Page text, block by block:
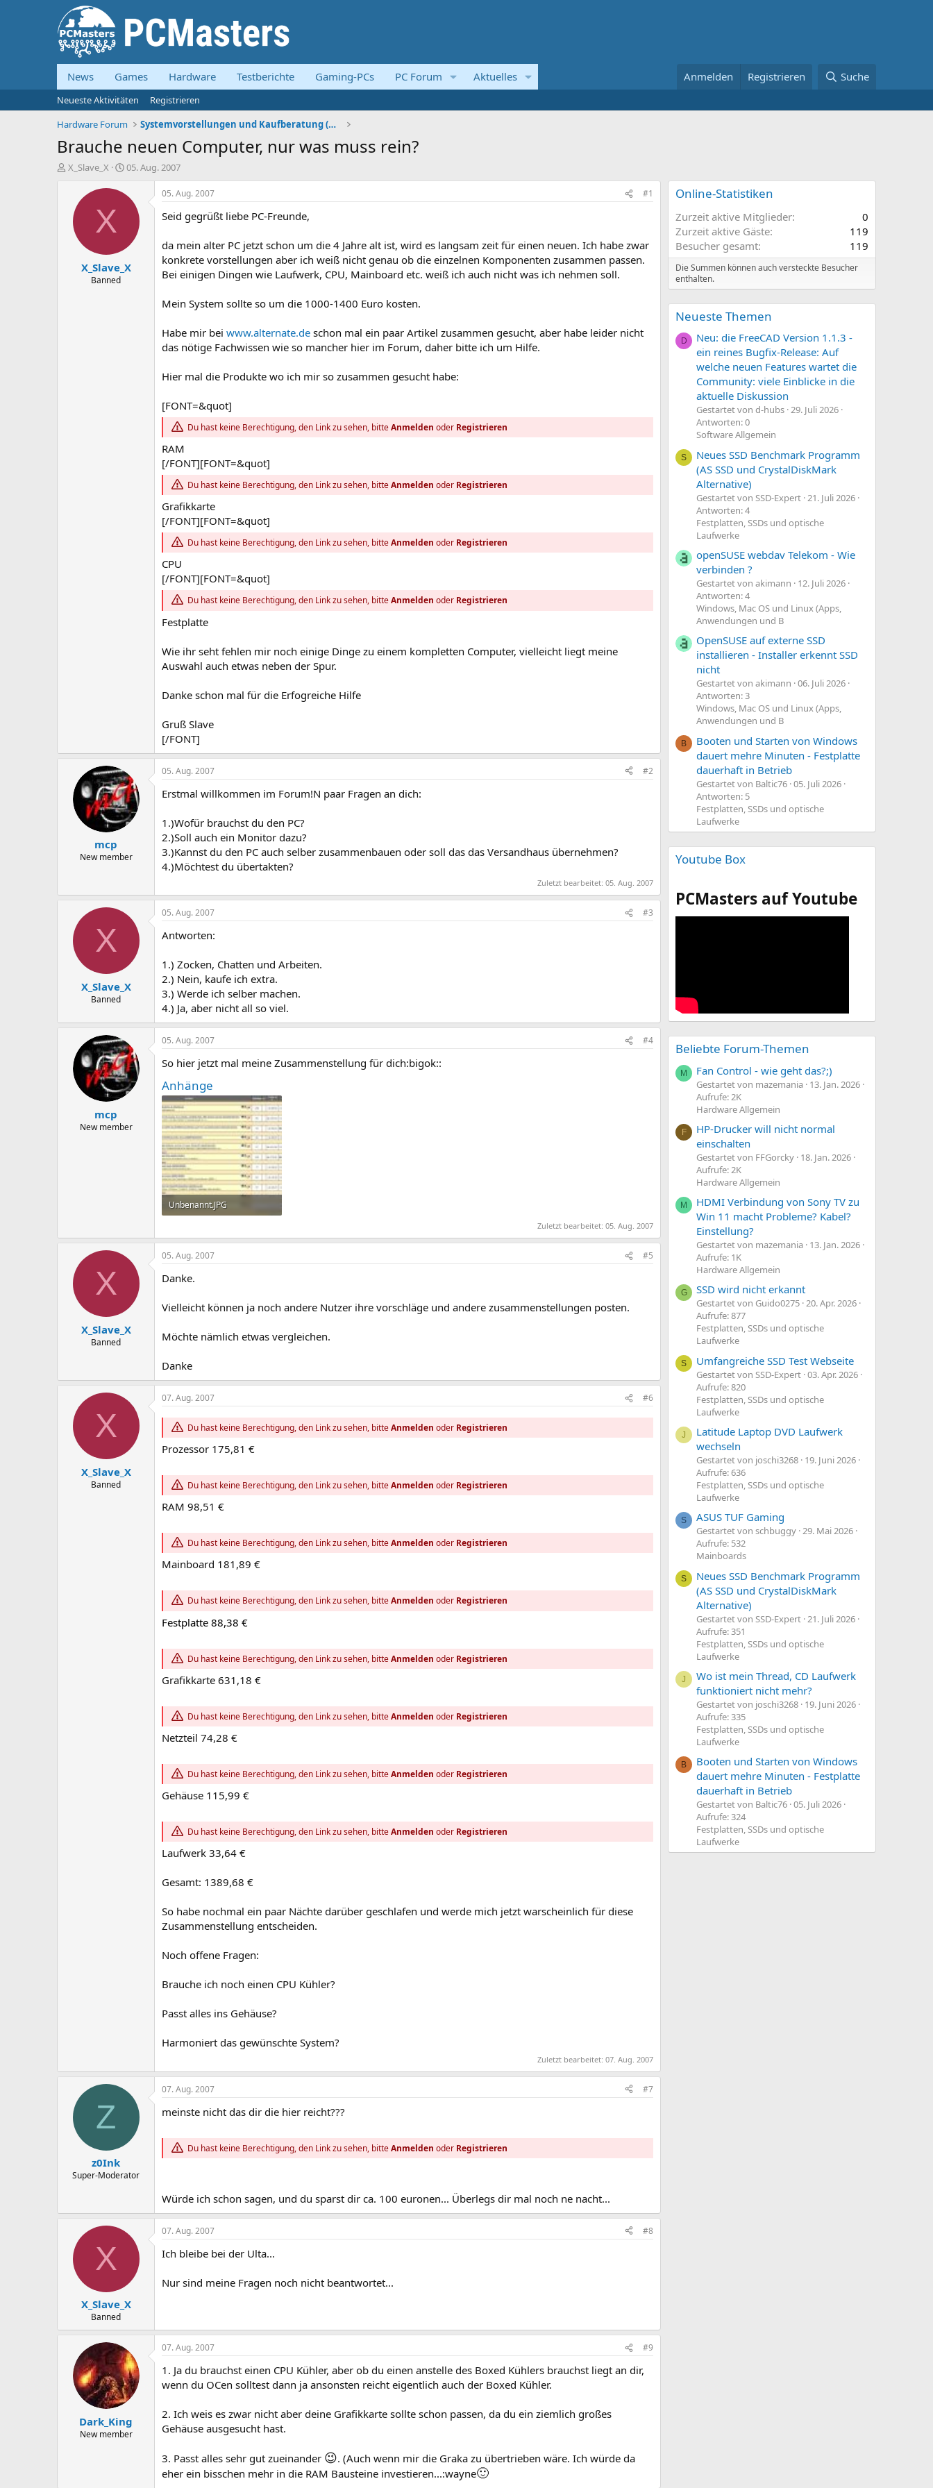
News Games Hardware Testberichte Gaming-PCs PC Forum Aktuelles Anmelden Registrieren Suche
Neueste Aktivitäten
Registrieren
Hardware Forum
Systemvorstellungen und Kaufberatung (Komplettsyst
Brauche neuen Computer, nur was muss rein?
E
X_Slave_X
E
s
a
05. Aug. 2007
X
X_Slave_X
Banned
05. Aug. 2007 #1
Seid gegrüßt liebe PC-Freunde,
da mein alter PC jetzt schon um die 4 Jahre alt ist, wird es langsam zeit für einen neuen. Ich habe zwar
konkrete vorstellungen aber ich weiß nicht genau ob die einzelnen Komponenten zusammen passen.
Bei einigen Dingen wie Laufwerk, CPU, Mainboard etc. weiß ich auch nicht was ich nehmen soll.
Mein System sollte so um die 1000-1400 Euro kosten.
Habe mir bei www.alternate.de schon mal ein paar Artikel zusammen gesucht, aber habe leider nicht
das nötige Fachwissen wie so mancher hier im Forum, daher bitte ich um Hilfe.
Hier mal die Produkte wo ich mir so zusammen gesucht habe:
[FONT=&quot]
Du hast keine Berechtigung, den Link zu sehen, bitteAnmelden oder Registrieren
RAM
[/FONT][FONT=&quot]
Du hast keine Berechtigung, den Link zu sehen, bitteAnmelden oder Registrieren
Grafikkarte
[/FONT][FONT=&quot]
Du hast keine Berechtigung, den Link zu sehen, bitteAnmelden oder Registrieren
CPU
[/FONT][FONT=&quot]
Du hast keine Berechtigung, den Link zu sehen, bitteAnmelden oder Registrieren
Festplatte
Wie ihr seht fehlen mir noch einige Dinge zu einem kompletten Computer, vielleicht liegt meine
Auswahl auch etwas neben der Spur.
Danke schon mal für die Erfogreiche Hilfe
Gruß Slave
[/FONT]
mcp
New member
05. Aug. 2007 #2
Erstmal willkommen im Forum!N paar Fragen an dich:
1.)Wofür brauchst du den PC?
2.)Soll auch ein Monitor dazu?
3.)Kannst du den PC auch selber zusammenbauen oder soll das das Versandhaus übernehmen?
4.)Möchtest du übertakten?
Zuletzt bearbeitet: 05. Aug. 2007
X
X_Slave_X
Banned
05. Aug. 2007 #3
Antworten:
1.) Zocken, Chatten und Arbeiten.
2.) Nein, kaufe ich extra.
3.) Werde ich selber machen.
4.) Ja, aber nicht all so viel.
mcp
New member
05. Aug. 2007 #4
So hier jetzt mal meine Zusammenstellung für dich:bigok::
Anhänge
Unbenannt.JPG
Zuletzt bearbeitet: 05. Aug. 2007
X
X_Slave_X
Banned
05. Aug. 2007 #5
Danke.
Vielleicht können ja noch andere Nutzer ihre vorschläge und andere zusammenstellungen posten.
Möchte nämlich etwas vergleichen.
Danke
X
X_Slave_X
Banned
07. Aug. 2007 #6
Du hast keine Berechtigung, den Link zu sehen, bitteAnmelden oder Registrieren
Prozessor 175,81 €
Du hast keine Berechtigung, den Link zu sehen, bitteAnmelden oder Registrieren
RAM 98,51 €
Du hast keine Berechtigung, den Link zu sehen, bitteAnmelden oder Registrieren
Mainboard 181,89 €
Du hast keine Berechtigung, den Link zu sehen, bitteAnmelden oder Registrieren
Festplatte 88,38 €
Du hast keine Berechtigung, den Link zu sehen, bitteAnmelden oder Registrieren
Grafikkarte 631,18 €
Du hast keine Berechtigung, den Link zu sehen, bitteAnmelden oder Registrieren
Netzteil 74,28 €
Du hast keine Berechtigung, den Link zu sehen, bitteAnmelden oder Registrieren
Gehäuse 115,99 €
Du hast keine Berechtigung, den Link zu sehen, bitteAnmelden oder Registrieren
Laufwerk 33,64 €
Gesamt: 1389,68 €
So habe nochmal ein paar Nächte darüber geschlafen und werde mich jetzt warscheinlich für diese
Zusammenstellung entscheiden.
Noch offene Fragen:
Brauche ich noch einen CPU Kühler?
Passt alles ins Gehäuse?
Harmoniert das gewünschte System?
Zuletzt bearbeitet: 07. Aug. 2007
Z
z0Ink
Super-Moderator
07. Aug. 2007 #7
meinste nicht das dir die hier reicht???
Du hast keine Berechtigung, den Link zu sehen, bitteAnmelden oder Registrieren
Würde ich schon sagen, und du sparst dir ca. 100 euronen... Überlegs dir mal noch ne nacht...
X
X_Slave_X
Banned
07. Aug. 2007 #8
Ich bleibe bei der Ulta...
Nur sind meine Fragen noch nicht beantwortet...
Dark_King
New member
07. Aug. 2007 #9
1. Ja du brauchst einen CPU Kühler, aber ob du einen anstelle des Boxed Kühlers brauchst liegt an dir,
wenn du OCen solltest dann ja ansonsten reicht eigentlich auch der Boxed Kühler.
2. Ich weis es zwar nicht aber deine Grafikkarte sollte schon passen, da du ein ziemlich großes
Gehäuse ausgesucht hast.
3. Passt alles sehr gut zueinander 😉. (Auch wenn mir die Graka zu übertrieben wäre. Ich würde da
eher ein bisschen mehr in die RAM Bausteine investieren...:wayne🙂
Online-Statistiken
Zurzeit aktive Mitglieder
0
Zurzeit aktive Gäste
119
Besucher gesamt
119
Die Summen können auch versteckte Besucher
enthalten.
Neueste Themen
D
Neu: die FreeCAD Version 1.1.3 -
ein reines Bugfix-Release: Auf
welche neuen Features wartet die
Community: viele Einblicke in die
aktuelle Diskussion
Gestartet von d-hubs 29. Juli 2026
Antworten: 0
Software Allgemein
S
Neues SSD Benchmark Programm
(AS SSD und CrystalDiskMark
Alternative)
Gestartet von SSD-Expert 21. Juli 2026
Antworten: 4
Festplatten, SSDs und optische
Laufwerke
openSUSE webdav Telekom - Wie
verbinden ?
Gestartet von akimann
12. Juli 2026
Antworten: 4
Windows, Mac OS und Linux (Apps,
Anwendungen und B
OpenSUSE auf externe SSD
installieren - Installer erkennt SSD
nicht
Gestartet von akimann 06. Juli 2026
Antworten: 3
Windows, Mac OS und Linux (Apps,
Anwendungen und B
B
Booten und Starten von Windows
dauert mehre Minuten - Festplatte
dauerhaft in Betrieb
Gestartet von Baltic76 05. Juli 2026
Antworten: 5
Festplatten, SSDs und optische
Laufwerke
Youtube Box
PCMasters auf Youtube
Beliebte Forum-Themen
M Fan Control - wie geht das?;)
Gestartet von mazemania 13. Jan. 2026
Aufrufe: 2K
Hardware Allgemein
F
HP-Drucker will nicht normal
einschalten
Gestartet von FFGorcky 18. Jan. 2026
Aufrufe: 2K
Hardware Allgemein
M
HDMI Verbindung von Sony TV zu
Win 11 macht Probleme? Kabel?
Einstellung?
Gestartet von mazemania 13. Jan. 2026
Aufrufe: 1K
Hardware Allgemein
G SSD wird nicht erkannt
Gestartet von Guido0275 20. Apr. 2026
Aufrufe: 877
Festplatten, SSDs und optische
Laufwerke
S Umfangreiche SSD Test Webseite
Gestartet von SSD-Expert 03. Apr. 2026
Aufrufe: 820
Festplatten, SSDs und optische
Laufwerke
J
Latitude Laptop DVD Laufwerk
wechseln
Gestartet von joschi3268 19. Juni 2026
Aufrufe: 636
Festplatten, SSDs und optische
Laufwerke
S ASUS TUF Gaming
Gestartet von schbuggy 29. Mai 2026
Aufrufe: 532
Mainboards
S
Neues SSD Benchmark Programm
(AS SSD und CrystalDiskMark
Alternative)
Gestartet von SSD-Expert 21. Juli 2026
Aufrufe: 351
Festplatten, SSDs und optische
Laufwerke
J
Wo ist mein Thread, CD Laufwerk
funktioniert nicht mehr?
Gestartet von joschi3268 19. Juni 2026
Aufrufe: 335
Festplatten, SSDs und optische
Laufwerke
B
Booten und Starten von Windows
dauert mehre Minuten - Festplatte
dauerhaft in Betrieb
Gestartet von Baltic76 05. Juli 2026
Aufrufe: 324
Festplatten, SSDs und optische
Laufwerke